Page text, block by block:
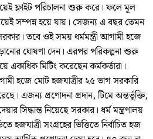
ফ্লাইট পরিচালনা শুরু করে। ফলে মূল
সম্পন্ন হয়ে যায়। সেজন্য এ বছর তেমন
তবে ওই সময় ধর্মমন্ত্রী আগামী হজে
ঘোষণা দেন। এরপর পরিকল্পনা শুরু
একাধিক মিটিং করেছেন কর্মকর্তারা।
হজে মোট হজযাত্রীর ২৫ ভাগ সরকারি
এজন্য প্রণোদনা প্রদান, টিমে অন্তর্ভুক্তি,
সিদ্ধান্ত নিয়েছে সরকার। ধর্ম মন্ত্রণালয়
সংগ্রহের ভিত্তিতে নির্বাচিত হজ